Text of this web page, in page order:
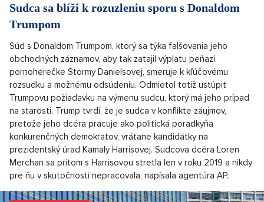
Sudca sa blíži k rozuzleniu sporu s Donaldom
Trumpom
Súd s Donaldom Trumpom, ktorý sa týka falšovania jeho
obchodných záznamov, aby tak zatajil výplatu peňazí
pornoherečke Stormy Danielsovej, smeruje k kľúčovému
rozsudku a možnému odsúdeniu. Odmietol totiž ustúpiť
Trumpovu požiadavku na výmenu sudcu, ktorý má jeho prípad
na starosti. Trump tvrdí, že je sudca v konflikte záujmov,
pretože jeho dcéra pracuje ako politická poradkyňa
konkurenčných demokratov, vrátane kandidátky na
prezidentský úrad Kamaly Harrisovej. Sudcova dcéra Loren
Merchan sa pritom s Harrisovou stretla len v roku 2019 a nikdy
pre ňu v skutočnosti nepracovala, napísala agentúra AP.